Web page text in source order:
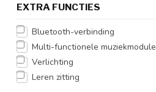
EXTRA FUNCTIES
Bluetooth-verbinding
Multi-functionele muziekmodule
Verlichting
Leren zitting